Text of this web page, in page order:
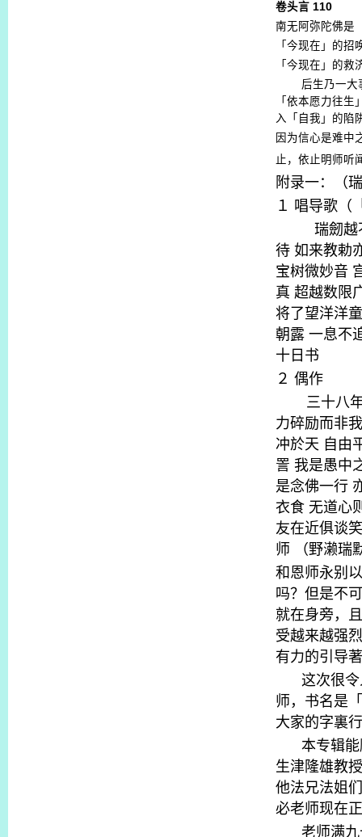
卷头言 110
南无阿弥陀佛是
「今现在」的招
「今现在」的救
后生乃一大
「依本愿力往
入「自我」的陷
因为信心是难中
止，依止明师听
附录一：（
１ 唱导歌（
瑞劒越
待 如来教勅
宝树微妙音
真 超越数限
将了望洋洋
朝露 一息不
十日书
２ 偶作
三十八
力碎励而非我
冲於天 自由
詈 我是愚中
是念佛一行
衣食 无道心
友在近俱谈笑
师
（野濑瑞
和恩师永别
吗？但是不
就在身旁，
受越来越强
有力的引导
这次很
师，书名是
大家的字裏
本专辑
生津隆雄教
他法兄法姐
必老师现在
老师满